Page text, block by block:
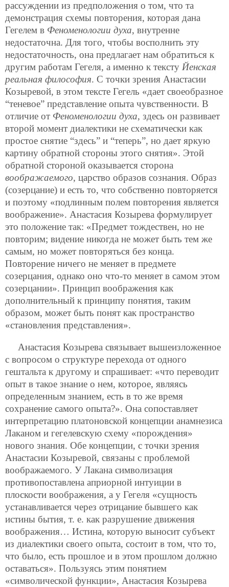
рассуждении из предположения о том, что та
демонстрация схемы повторения, которая дана
Гегелем в Феноменологии духа, внутренне
недостаточна. Для того, чтобы восполнить эту
недостаточность, она предлагает нам обратиться к
другим работам Гегеля, а именно к тексту Йенская
реальная философия. С точки зрения Анастасии
Козыревой, в этом тексте Гегель «дает своеобразное
“теневое” представление опыта чувственности. В
отличие от Феноменологии духа, здесь он развивает
второй момент диалектики не схематически как
простое снятие “здесь” и “теперь”, но дает яркую
картину обратной стороны этого снятия». Этой
обратной стороной оказывается сторона
воображаемого, царство образов сознания. Образ
(созерцание) и есть то, что собственно повторяется
и поэтому «подлинным полем повторения является
воображение». Анастасия Козырева формулирует
это положение так: «Предмет тождествен, но не
повторим; видение никогда не может быть тем же
самым, но может повторяться без конца.
Повторение ничего не меняет в предмете
созерцания, однако оно что-то меняет в самом этом
созерцании». Принцип воображения как
дополнительный к принципу понятия, таким
образом, может быть понят как пространство
«становления представления».
Анастасия Козырева связывает вышеизложенное
с вопросом о структуре перехода от одного
гештальта к другому и спрашивает: «что переводит
опыт в такое знание о нем, которое, являясь
определенным знанием, есть в то же время
сохранение самого опыта?». Она сопоставляет
интерпретацию платоновской концепции анамнезиса
Лаканом и гегелевскую схему «порождения»
нового знания. Обе концепции, с точки зрения
Анастасии Козыревой, связаны с проблемой
воображаемого. У Лакана символизация
противопоставлена априорной интуиции в
плоскости воображения, а у Гегеля «сущность
устанавливается через отрицание бывшего как
истины бытия, т. е. как разрушение движения
воображения… Истина, которую выносит субъект
из диалектики своего опыта, состоит в том, что то,
что было, есть прошлое и в этом прошлом должно
оставаться». Пользуясь этим понятием
«символической функции», Анастасия Козырева